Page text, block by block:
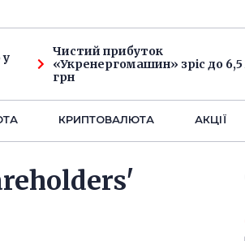
у
Чистий прибуток
«Укренергомашин» зріс до
грн
КРИПТОВАЛЮТА АКЦІЇ